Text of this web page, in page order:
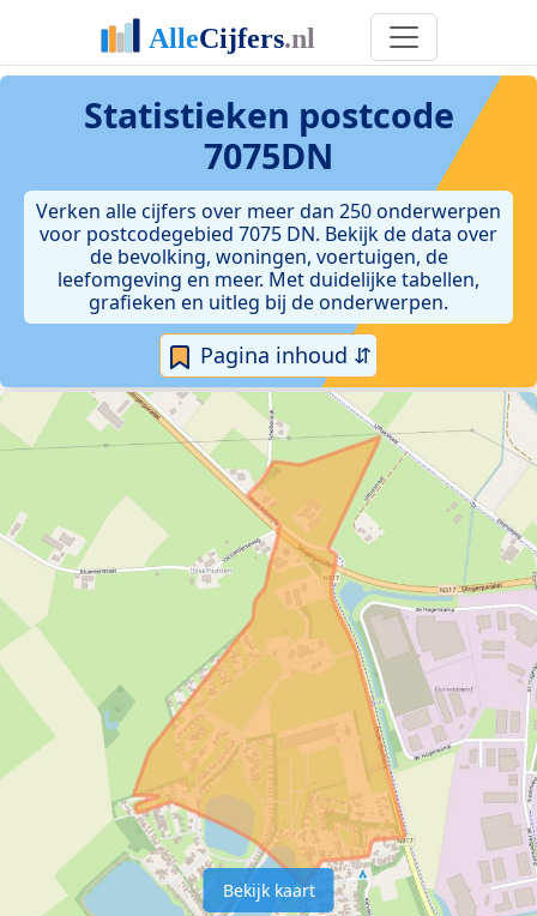
Statistieken postcode
7075DN
Verken alle cijfers over meer dan 250 onderwerpen
voor postcodegebied 7075 DN. Bekijk de data over
de bevolking, woningen, voertuigen, de
leefomgeving en meer. Met duidelijke tabellen,
grafieken en uitleg bij de onderwerpen.
Pagina inhoud ⇵
Bekijk kaart